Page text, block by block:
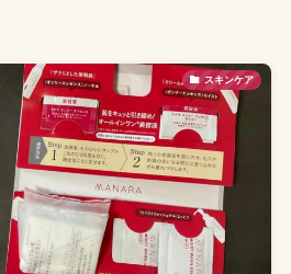
スキンケア